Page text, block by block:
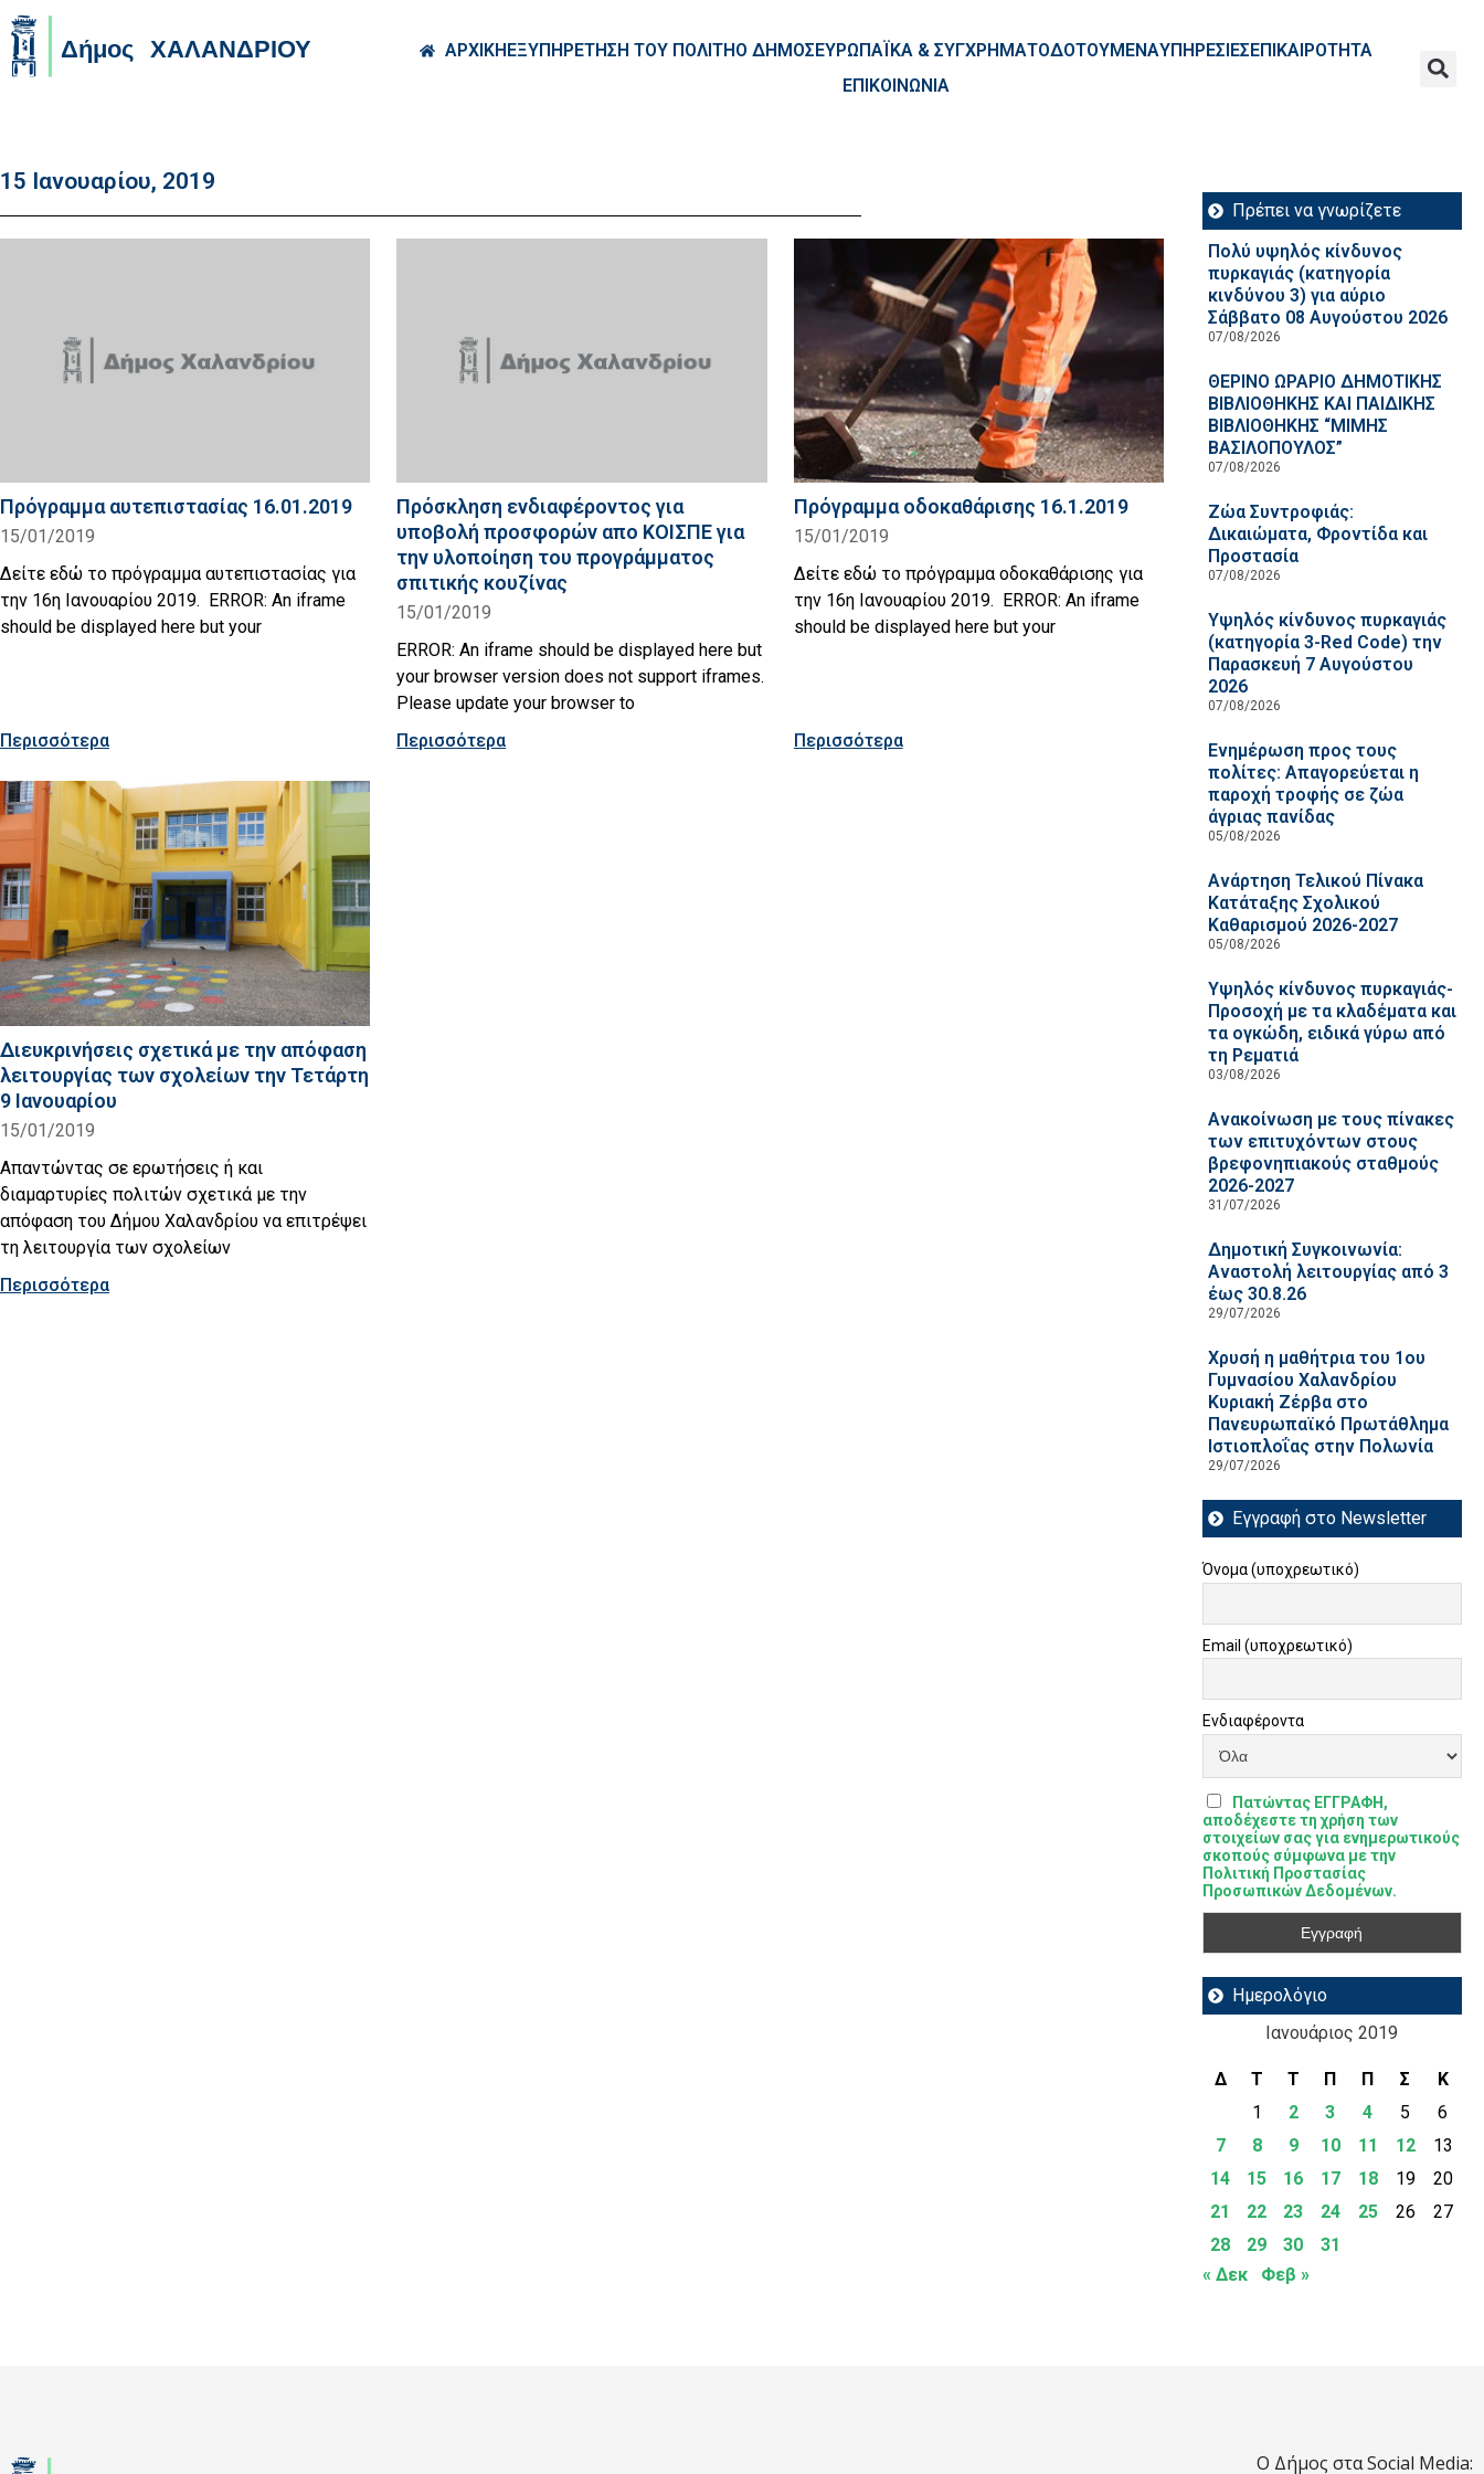
ΑΡΧΙΚΗΕΞΥΠΗΡΕΤΗΣΗ ΤΟΥ ΠΟΛΙΤΗΟ ΔΗΜΟΣΕΥΡΩΠΑΪΚΑ & ΣΥΓΧΡΗΜΑΤΟΔΟΤΟΥΜΕΝΑΥΠΗΡΕΣΙΕΣΕΠΙΚΑΙΡΟΤΗΤΑ
ΕΠΙΚΟΙΝΩΝΙΑ
15 Ιανουαρίου, 2019
Πρόγραμμα αυτεπιστασίας 16.01.2019
15/01/2019
Δείτε εδώ το πρόγραμμα αυτεπιστασίας για
την 16η Ιανουαρίου 2019. ERROR: An iframe
should be displayed here but your
Περισσότερα
Πρόσκληση ενδιαφέροντος για
υποβολή προσφορών απο ΚΟΙΣΠΕ για
την υλοποίηση του προγράμματος
σπιτικής κουζίνας
15/01/2019
ERROR: An iframe should be displayed here but
your browser version does not support iframes.
Please update your browser to
Περισσότερα
Πρόγραμμα οδοκαθάρισης 16.1.2019
15/01/2019
Δείτε εδώ το πρόγραμμα οδοκαθάρισης για
την 16η Ιανουαρίου 2019. ERROR: An iframe
should be displayed here but your
Περισσότερα
Διευκρινήσεις σχετικά με την απόφαση
λειτουργίας των σχολείων την Τετάρτη
9 Ιανουαρίου
15/01/2019
Απαντώντας σε ερωτήσεις ή και
διαμαρτυρίες πολιτών σχετικά με την
απόφαση του Δήμου Χαλανδρίου να επιτρέψει
τη λειτουργία των σχολείων
Περισσότερα
Πρέπει να γνωρίζετε
Πολύ υψηλός κίνδυνος
πυρκαγιάς (κατηγορία
κινδύνου 3) για αύριο
Σάββατο 08 Αυγούστου 2026
07/08/2026
ΘΕΡΙΝΟ ΩΡΑΡΙΟ ΔΗΜΟΤΙΚΗΣ
ΒΙΒΛΙΟΘΗΚΗΣ ΚΑΙ ΠΑΙΔΙΚΗΣ
ΒΙΒΛΙΟΘΗΚΗΣ “ΜΙΜΗΣ
ΒΑΣΙΛΟΠΟΥΛΟΣ”
07/08/2026
Ζώα Συντροφιάς:
Δικαιώματα, Φροντίδα και
Προστασία
07/08/2026
Υψηλός κίνδυνος πυρκαγιάς
(κατηγορία 3-Red Code) την
Παρασκευή 7 Αυγούστου
2026
07/08/2026
Ενημέρωση προς τους
πολίτες: Απαγορεύεται η
παροχή τροφής σε ζώα
άγριας πανίδας
05/08/2026
Ανάρτηση Τελικού Πίνακα
Κατάταξης Σχολικού
Καθαρισμού 2026-2027
05/08/2026
Υψηλός κίνδυνος πυρκαγιάς-
Προσοχή με τα κλαδέματα και
τα ογκώδη, ειδικά γύρω από
τη Ρεματιά
03/08/2026
Ανακοίνωση με τους πίνακες
των επιτυχόντων στους
βρεφονηπιακούς σταθμούς
2026-2027
31/07/2026
Δημοτική Συγκοινωνία:
Αναστολή λειτουργίας από 3
έως 30.8.26
29/07/2026
Χρυσή η μαθήτρια του 1ου
Γυμνασίου Χαλανδρίου
Κυριακή Ζέρβα στο
Πανευρωπαϊκό Πρωτάθλημα
Ιστιοπλοΐας στην Πολωνία
29/07/2026
Εγγραφή στο Newsletter
Όνομα (υποχρεωτικό)
Email (υποχρεωτικό)
Ενδιαφέροντα
Πατώντας ΕΓΓΡΑΦΗ,
αποδέχεστε τη χρήση των
στοιχείων σας για ενημερωτικούς
σκοπούς σύμφωνα με την
Πολιτική Προστασίας
Προσωπικών Δεδομένων.
Ημερολόγιο
Ιανουάριος 2019
Δ Τ Τ Π Π Σ
Κ
1
2 3 4 5
6
7
8 9 10 11 12
13
14
15 16 17 18 19
20
21
22 23 24 25 26
27
28
29 30
31
« Δεκ
Φεβ »
Ο Δήμος στα Social Media: